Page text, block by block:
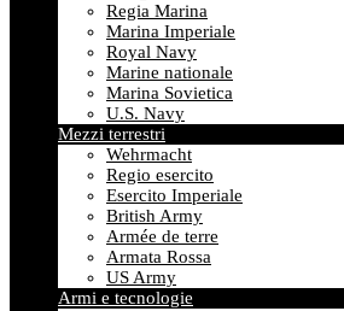
Regia Marina
Marina Imperiale
Royal Navy
Marine nationale
Marina Sovietica
U.S. Navy
Mezzi terrestri
Wehrmacht
Regio esercito
Esercito Imperiale
British Army
Armée de terre
Armata Rossa
US Army
Armi e tecnologie